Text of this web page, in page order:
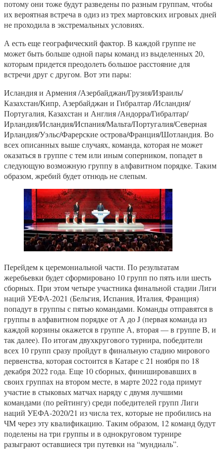
потому они тоже будут разведены по разным группам, чтобы
их вероятная встреча в одиз из трех мартовских игровых дней
не проходила в экстремальных условиях.
А есть еще географический фактор. В каждой группе не
может быть больше одной пары команд из выделенных 20,
которым придется преодолеть большое расстояние для
встречи друг с другом. Вот эти пары:
Исландия и Армения /Азербайджан/Грузия/Израиль/
Казахстан/Кипр, Азербайджан и Гибралтар /Исландия/
Португалия, Казахстан и Англия /Андорра/Гибралтар/
Ирландия/Исландия/Испания/Мальта/Португалия/Северная
Ирландия/Уэльс/Фарерские острова/Франция/Шотландия. Во
всех описанных выше случаях, команда, которая не может
оказаться в группе с тем или иным соперником, попадет в
следующую возможную группу в алфавитном порядке. Таким
образом, жребий будет отнюдь не слепым.
Перейдем к церемониальной части. По результатам
жеребьевки будет сформировано 10 групп по пять или шесть
сборных. При этом четыре участника финальной стадии Лиги
наций УЕФА-2021 (Бельгия, Испания, Италия, Франция)
попадут в группы с пятью командами. Команды отправятся в
группы в алфавитном порядке от А до J (первая команда из
каждой корзины окажется в группе А, вторая — в группе В, и
так далее). По итогам двухкругового турнира, победители
всех 10 групп сразу пройдут в финальную стадию мирового
первенства, которая состоится в Катаре с 21 ноября по 18
декабря 2022 года. Еще 10 сборных, финишировавших в
своих группах на втором месте, в марте 2022 года примут
участие в стыковых матчах наряду с двумя лучшими
командами (по рейтингу) среди победителей групп Лиги
наций УЕФА-2020/21 из числа тех, которые не пробились на
ЧМ через эту квалификацию. Таким образом, 12 команд будут
поделены на три группы и в однокруговом турнире
разыграют оставшиеся три путевки на “мундиаль”.